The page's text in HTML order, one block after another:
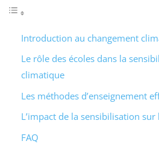
Introduction au changement
Le rôle des écoles dans la
climatique
Les méthodes d’enseignement
L’impact de la sensibilisation sur
FAQ